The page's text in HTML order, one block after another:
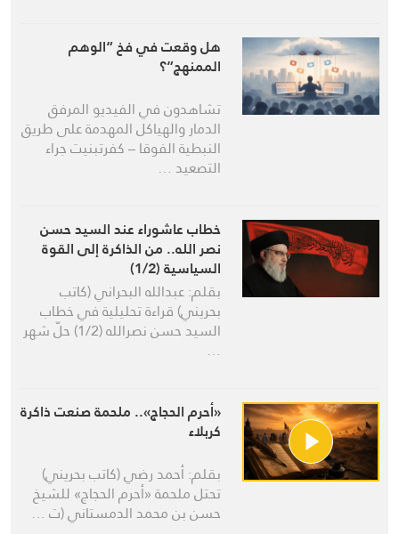
هل وقعت في فخ “الوهم
الممنهج”؟
تشاهدون في الفيديو المرفق
الدمار والهياكل المهدمة على طريق
النبطية الفوقا – كفرتبنيت جراء
التصعيد …
خطاب عاشوراء عند السيد حسن
نصر الله.. من الذاكرة إلى القوة
السياسية (1/2)
بقلم: عبدالله البحراني (كاتب
بحريني) قراءة تحليلية في خطاب
السيد حسن نصرالله (1/2) حلّ شهر
…
«أحرم الحجاج».. ملحمة صنعت ذاكرة
كربلاء
بقلم: أحمد رضي (كاتب بحريني)
تحتل ملحمة «أحرم الحجاج» للشيخ
حسن بن محمد الدمستاني (ت …